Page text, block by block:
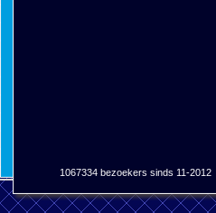
1067334 bezoekers sinds 11-2012